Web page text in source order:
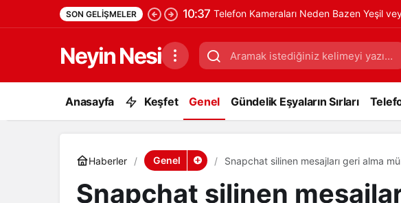
SON GELIŞMELER 10:37 Telefon Kameraları Neden Bazen Yeşil
Neyin Nesi
Anasayfa Keşfet Genel Gündelik Eşyaların Sırları
Haberler Genel Snapchat silinen mesajları geri alma
Snapchat silinen